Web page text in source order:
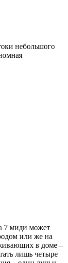
небольшого
7 миди может
или же на
в доме –
лишь четыре